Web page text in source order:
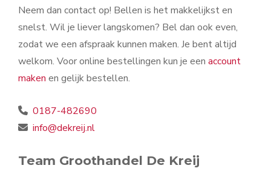
Neem dan contact op! Bellen is het makkelijkst en
snelst. Wil je liever langskomen? Bel dan ook even,
zodat we een afspraak kunnen maken. Je bent altijd
welkom. Voor online bestellingen kun je een account
maken en gelijk bestellen.
0187-482690
info@dekreij.nl
Team Groothandel De Kreij